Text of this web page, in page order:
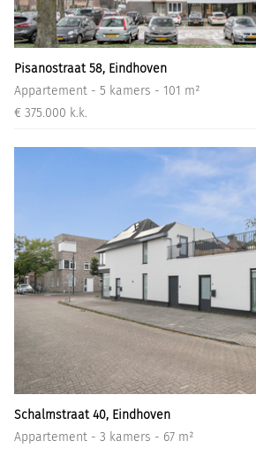
Pisanostraat 58, Eindhoven
Appartement - 5 kamers - 101 m²
€ 375.000 k.k.
Schalmstraat 40, Eindhoven
Appartement - 3 kamers - 67 m²